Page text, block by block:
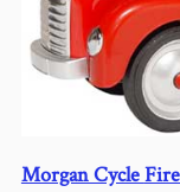
Morgan Cycle